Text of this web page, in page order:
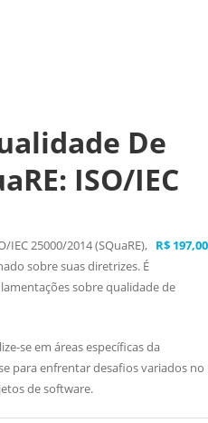
De
ISO/IEC
R$ 197,00
25000/2014 (SQuaRE),
sobre suas diretrizes. É
sobre qualidade de
se em áreas específicas da
para enfrentar desafios variados no
de software.